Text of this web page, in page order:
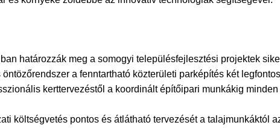
határozzák meg a somogyi településfejlesztési projektek
a fenntartható közterületi parképítés két
kerttervezéstől a koordinált építőipari munkákig
költségvetés pontos és átlátható tervezését a talajmunkáktól